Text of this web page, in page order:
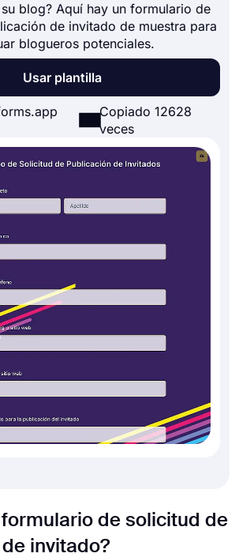
blog? Aquí hay un formulario de
de invitado de muestra para
blogueros potenciales.
Usar plantilla
Copiado 12628
veces
de solicitud de
invitado?